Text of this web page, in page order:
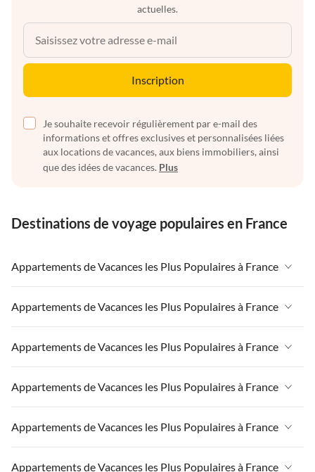
actuelles.
Inscription
Je souhaite recevoir régulièrement par e-mail des
informations et offres exclusives et personnalisées liées
aux locations de vacances, aux biens immobiliers, ainsi
que des idées de vacances. Plus
Destinations de voyage populaires en France
Appartements de Vacances les Plus Populaires à France
Appartements de Vacances à France
Appartements de Vacances à Paris-Ile de France
Appartements de Vacances à Paris
Appartements de Vacances à Côte atlantique
Appartements de Vacances à la Normandie
Appartements de Vacances les Plus Populaires à France
Appartements de Vacances à France
Appartements de Vacances à Paris-Ile de France
Appartements de Vacances à Paris
Appartements de Vacances à Côte atlantique
Appartements de Vacances les Plus Populaires à France
Appartements de Vacances à France
Appartements de Vacances à Paris-Ile de France
Appartements de Vacances à Paris
Appartements de Vacances les Plus Populaires à France
Appartements de Vacances à France
Appartements de Vacances à Paris-Ile de France
Appartements de Vacances les Plus Populaires à France
Appartements de Vacances à France
Appartements de Vacances les Plus Populaires à France